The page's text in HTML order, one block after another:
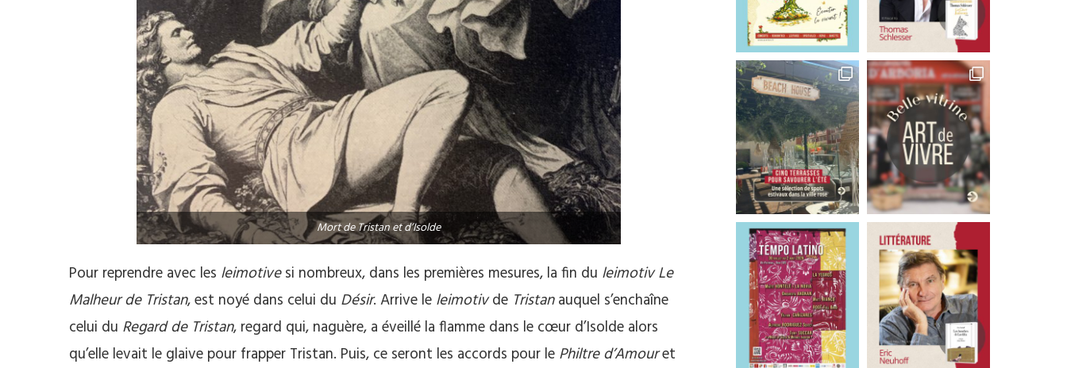
Mort de Tristan et d’Isolde
Pour reprendre avec les leimotivesi nombreux, dans les premières mesures, la fin du leimotiv Le
Malheur de Tristan, est noyé dans celui du Désir. Arrive le leimotivde Tristanauquel s’enchaîne
celui du Regard de Tristan, regard qui, naguère, a éveillé la flamme dans le cœur d’Isolde alors
qu’elle levait le glaive pour frapper Tristan. Puis, ce seront les accords pour le Philtre d’Amouret